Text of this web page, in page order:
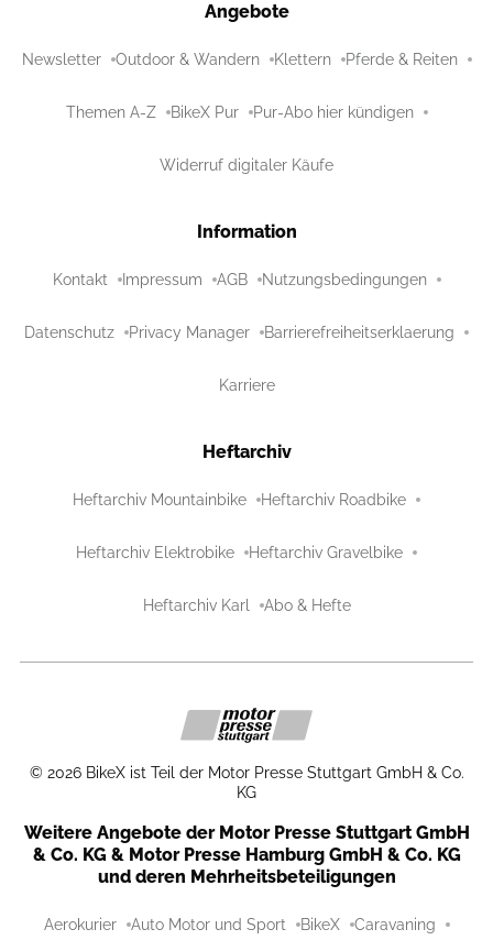
Angebote
Newsletter Outdoor & Wandern Klettern Pferde & Reiten
Themen A-Z BikeX Pur Pur-Abo hier kündigen
Widerruf digitaler Käufe
Information
Kontakt Impressum AGB Nutzungsbedingungen
Datenschutz Privacy Manager Barrierefreiheitserklaerung
Karriere
Heftarchiv
Heftarchiv Mountainbike Heftarchiv Roadbike
Heftarchiv Elektrobike Heftarchiv Gravelbike
Heftarchiv Karl Abo & Hefte
© 2026 BikeX ist Teil der Motor Presse Stuttgart GmbH & Co.
KG
Weitere Angebote der Motor Presse Stuttgart GmbH
& Co. KG & Motor Presse Hamburg GmbH & Co. KG
und deren Mehrheitsbeteiligungen
Aerokurier Auto Motor und Sport BikeX Caravaning